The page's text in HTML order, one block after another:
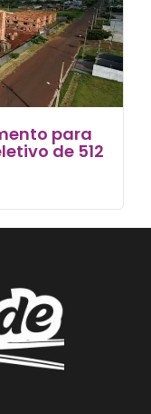
para
de 512